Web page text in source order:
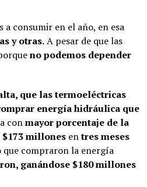
a consumir en el año, en esa
y otras.A pesar de que las
no podemos depender
que las termoeléctricas
energía hidráulica que
conmayor porcentaje de la
$173 millones entres meses
compraron la energía
ganándose $180 millones